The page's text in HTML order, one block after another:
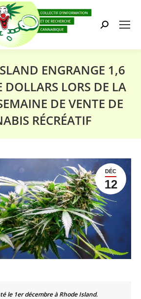
Search:
ENGRANGE 1,6
LORS DE LA
DE VENTE DE
RÉCRÉATIF
DÉC
12
le 1er décembre à Rhode Island.